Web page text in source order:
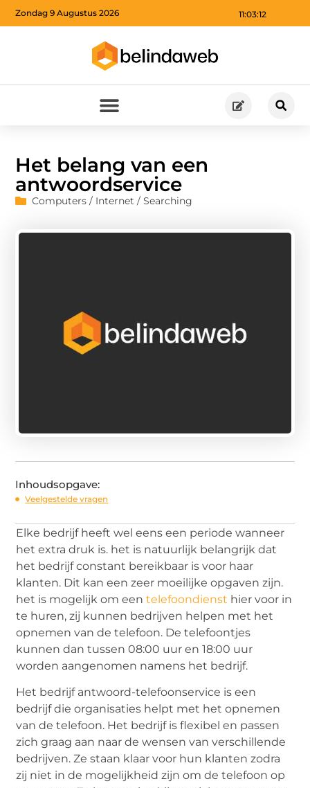
11:03:13
Zondag 9 Augustus 2026
Het belang van een
antwoordservice
Computers / Internet / Searching
Inhoudsopgave:
Veelgestelde vragen
Elke bedrijf heeft wel eens een periode wanneer
het extra druk is. het is natuurlijk belangrijk dat
het bedrijf constant bereikbaar is voor haar
klanten. Dit kan een zeer moeilijke opgaven zijn.
het is mogelijk om eentelefoondienst hier voor in
te huren, zij kunnen bedrijven helpen met het
opnemen van de telefoon. De telefoontjes
kunnen dan tussen 08:00 uur en 18:00 uur
worden aangenomen namens het bedrijf.
Het bedrijf antwoord-telefoonservice is een
bedrijf die organisaties helpt met het opnemen
van de telefoon. Het bedrijf is flexibel en passen
zich graag aan naar de wensen van verschillende
bedrijven. Ze staan klaar voor hun klanten zodra
zij niet in de mogelijkheid zijn om de telefoon op